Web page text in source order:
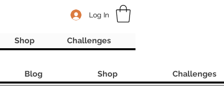
Log In
Shop Challenges
Blog Shop Challenges